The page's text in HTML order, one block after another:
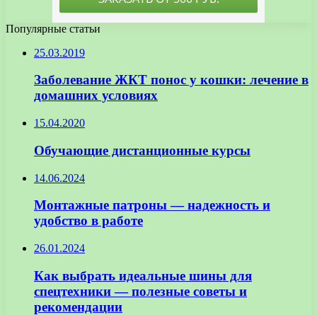
Популярные статьи
25.03.2019
Заболевание ЖКТ понос у кошки: лечение в
домашних условиях
15.04.2020
Обучающие дистанционные курсы
14.06.2024
Монтажные патроны — надежность и
удобство в работе
26.01.2024
Как выбрать идеальные шины для
спецтехники — полезные советы и
рекомендации